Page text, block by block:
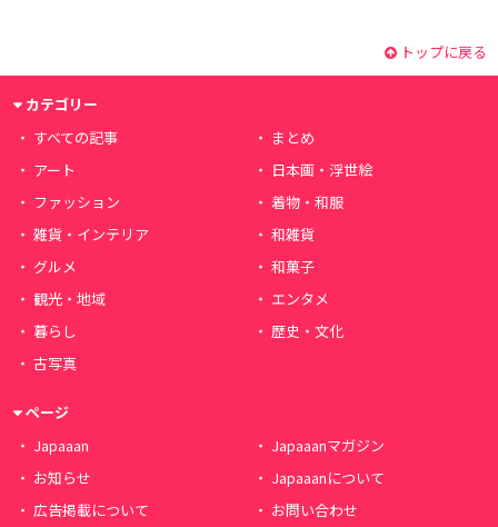
トップに戻る
カテゴリー
すべての記事
まとめ
アート
日本画・浮世絵
ファッション
着物・和服
雑貨・インテリア
和雑貨
グルメ
和菓子
観光・地域
エンタメ
暮らし
歴史・文化
古写真
ページ
Japaaan
Japaaanマガジン
お知らせ
Japaaanについて
広告掲載について
お問い合わせ